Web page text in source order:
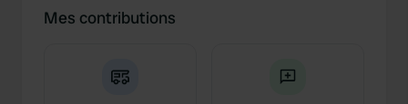
Mes contributions